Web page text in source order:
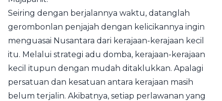
Seiring dengan berjalannya waktu, datanglah
gerombonlan penjajah dengan kelicikannya ingin
menguasai Nusantara dari kerajaan-kerajaan kecil
itu. Melalui strategi adu domba, kerajaan-kerajaan
kecil itupun dengan mudah ditaklukkan. Apalagi
persatuan dan kesatuan antara kerajaan masih
belum terjalin. Akibatnya, setiap perlawanan yang